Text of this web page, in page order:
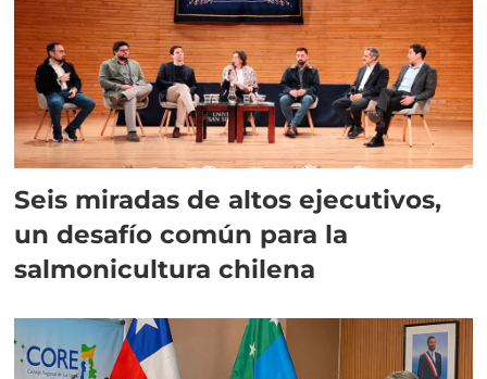
Seis miradas de altos ejecutivos,
un desafío común para la
salmonicultura chilena